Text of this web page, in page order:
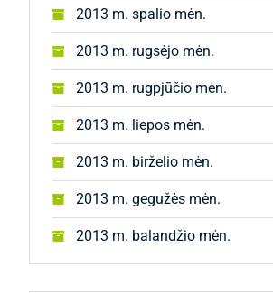
2013 m. spalio mėn.
2013 m. rugsėjo mėn.
2013 m. rugpjūčio mėn.
2013 m. liepos mėn.
2013 m. birželio mėn.
2013 m. gegužės mėn.
2013 m. balandžio mėn.